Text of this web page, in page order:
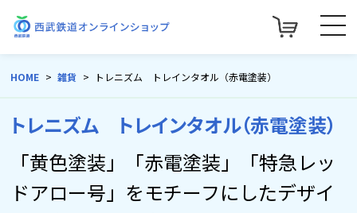
HOME 雑貨 トレニズム トレインタオル（赤電塗装）
トレニズム トレインタオル（赤電塗装）
「黄色塗装」「赤電塗装」「特急レッ
ドアロー号」をモチーフにしたデザイ